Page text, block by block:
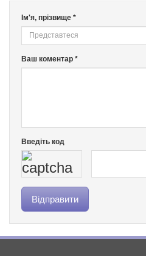
Ім'я, прізвище *
Ваш коментар *
Введіть код